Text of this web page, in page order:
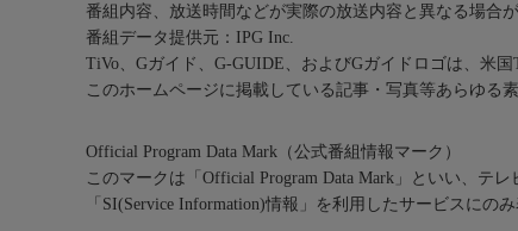
番組内容、放送時間などが実際の放送内容と異なる場合が
番組データ提供元：IPG Inc.
TiVo、Gガイド、G-GUIDE、およびGガイドロゴは、米
このホームページに掲載している記事・写真等あらゆる
Official Program Data Mark（公式番組情報マーク）
このマークは「Official Program Data Mark」といい、テ
「SI(Service Information)情報」を利用したサービスにの